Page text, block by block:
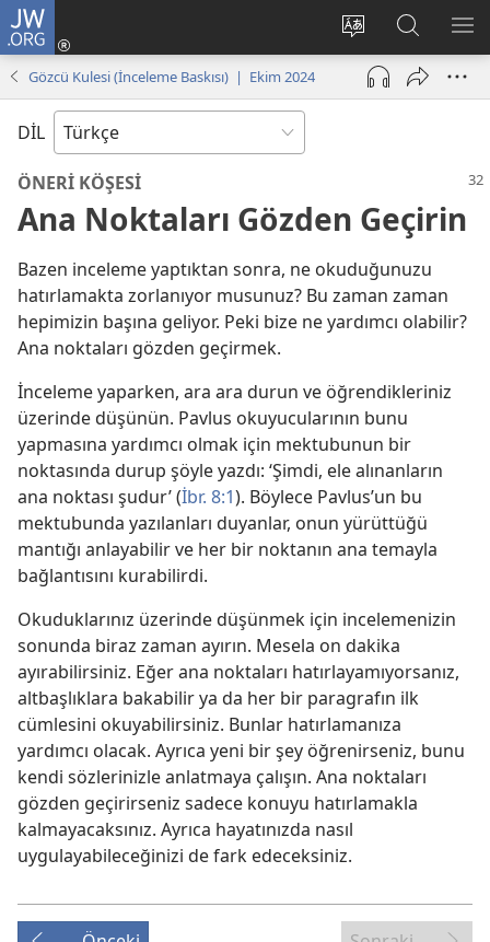
JW.ORG
Site
dilini
değiştir
Oturum
Aç
pencere
Sitede
Ara
Gözcü Kulesi (İnceleme Baskısı) | Ekim 2024
DİL
ÖNERİ KÖŞESİ
Ana Noktaları Gözden Geçirin
Bazen inceleme yaptıktan sonra, ne okuduğunuzu
hatırlamakta zorlanıyor musunuz? Bu zaman zaman
hepimizin başına geliyor. Peki bize ne yardımcı olabilir?
Ana noktaları gözden geçirmek.
İnceleme yaparken, ara ara durun ve öğrendikleriniz
üzerinde düşünün. Pavlus okuyucularının bunu
yapmasına yardımcı olmak için mektubunun bir
noktasında durup şöyle yazdı: ‘Şimdi, ele alınanların
ana noktası şudur’ (İbr. 8:1). Böylece Pavlus’un bu
mektubunda yazılanları duyanlar, onun yürüttüğü
mantığı anlayabilir ve her bir noktanın ana temayla
bağlantısını kurabilirdi.
Okuduklarınız üzerinde düşünmek için incelemenizin
sonunda biraz zaman ayırın. Mesela on dakika
ayırabilirsiniz. Eğer ana noktaları hatırlayamıyorsanız,
altbaşlıklara bakabilir ya da her bir paragrafın ilk
cümlesini okuyabilirsiniz. Bunlar hatırlamanıza
yardımcı olacak. Ayrıca yeni bir şey öğrenirseniz, bunu
kendi sözlerinizle anlatmaya çalışın. Ana noktaları
gözden geçirirseniz sadece konuyu hatırlamakla
kalmayacaksınız. Ayrıca hayatınızda nasıl
uygulayabileceğinizi de fark edeceksiniz.